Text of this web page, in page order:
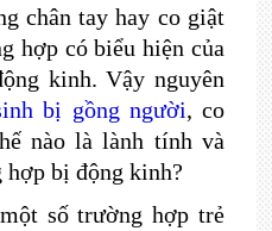
chân tay hay co giật
hợp có biểu hiện của
kinh. Vậy nguyên
bị gồng người, co
nào là lành tính và
bị động kinh?
số trường hợp trẻ